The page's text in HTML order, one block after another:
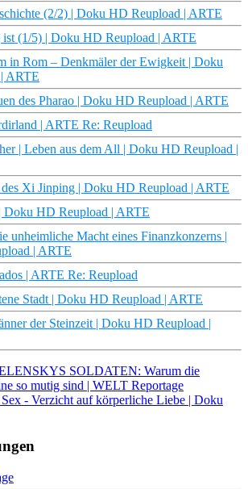
(2/2) | Doku HD Reupload | ARTE
ist (1/5) | Doku HD Reupload | ARTE
in Rom – Denkmäler der Ewigkeit | Doku
ARTE
des Pharao | Doku HD Reupload | ARTE
| ARTE Re: Reupload
| Leben aus dem All | Doku HD Reupload |
Xi Jinping | Doku HD Reupload | ARTE
Doku HD Reupload | ARTE
unheimliche Macht eines Finanzkonzerns |
| ARTE
| ARTE Re: Reupload
Stadt | Doku HD Reupload | ARTE
der Steinzeit | Doku HD Reupload |
SOLDATEN: Warum die
so mutig sind | WELT Reportage
- Verzicht auf körperliche Liebe | Doku